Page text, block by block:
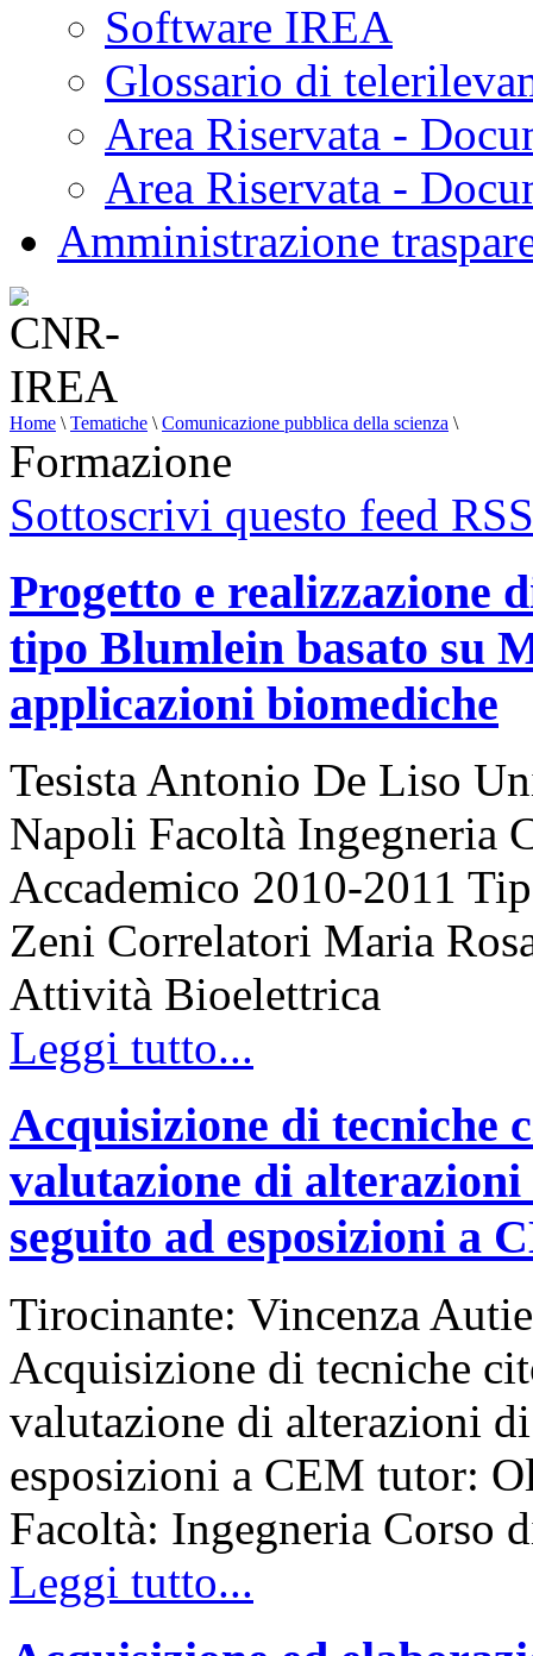
Software IREA
Glossario di
Area Riservata -
Area Riservata -
Amministrazione
Home \ Tematiche \ Comunicazione pubblica della scienza \
Formazione
Sottoscrivi questo feed RSS
Progetto e realizzazione
tipo Blumlein basato su
applicazioni biomediche
Tesista Antonio De Liso
Napoli Facoltà Ingegneria
Accademico 2010-2011
Zeni Correlatori Maria
Attività Bioelettrica
Leggi tutto...
Acquisizione di tecniche
valutazione di
seguito ad esposizioni a
Tirocinante: Vincenza
Acquisizione di tecniche
valutazione di alterazioni
esposizioni a CEM tutor:
Facoltà: Ingegneria
Leggi tutto...